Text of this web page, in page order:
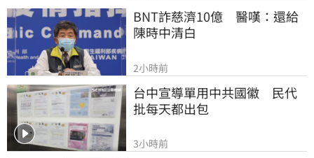
BNT詐慈濟10億　醫嘆：還給
陳時中清白
2小時前
台中宣導單用中共國徽　民代
批每天都出包
3小時前